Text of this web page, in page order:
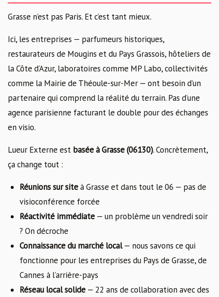
Grasse n’est pas Paris. Et c’est tant mieux.
Ici, les entreprises — parfumeurs historiques,
restaurateurs de Mougins et du Pays Grassois, hôteliers de
la Côte d’Azur, laboratoires comme MP Labo, collectivités
comme la Mairie de Théoule-sur-Mer — ont besoin d’un
partenaire qui comprend la réalité du terrain. Pas d’une
agence parisienne facturant le double pour des échanges
en visio.
Lueur Externe est basée à Grasse (06130). Concrètement,
ça change tout :
Réunions sur siteà Grasse et dans tout le 06 — pas de
visioconférence forcée
Réactivité immédiate — un problème un vendredi soir
? On décroche
Connaissance du marché local— nous savons ce qui
fonctionne pour les entreprises du Pays de Grasse, de
Cannes à l’arrière-pays
Réseau local solide — 22 ans de collaboration avec des